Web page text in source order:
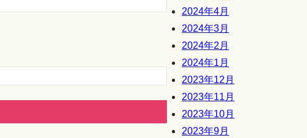
2024年4月
2024年3月
2024年2月
2024年1月
2023年12月
2023年11月
2023年10月
2023年9月